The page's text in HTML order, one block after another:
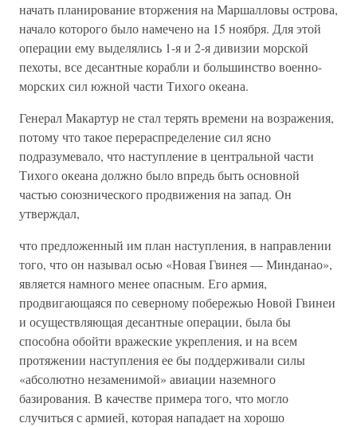
начать планирование вторжения на Маршалловы острова,
начало которого было намечено на 15 ноября. Для этой
операции ему выделялись 1-я и 2-я дивизии морской
пехоты, все десантные корабли и большинство военно-
морских сил южной части Тихого океана.
Генерал Макартур не стал терять времени на возражения,
потому что такое перераспределение сил ясно
подразумевало, что наступление в центральной части
Тихого океана должно было впредь быть основной
частью союзнического продвижения на запад. Он
утверждал,
что предложенный им план наступления, в направлении
того, что он называл осью «Новая Гвинея — Минданао»,
является намного менее опасным. Его армия,
продвигающаяся по северному побережью Новой Гвинеи
и осуществляющая десантные операции, была бы
способна обойти вражеские укрепления, и на всем
протяжении наступления ее бы поддерживали силы
«абсолютно незаменимой» авиации наземного
базирования. В качестве примера того, что могло
случиться с армией, которая нападает на хорошо